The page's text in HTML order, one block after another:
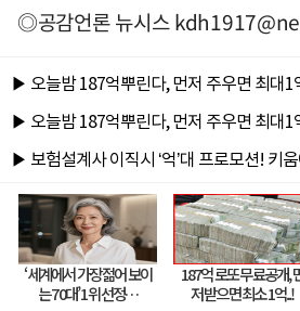
◎공감언론 뉴시스